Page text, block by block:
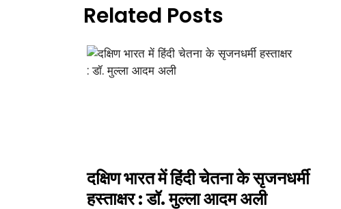
Related Posts
दक्षिण भारत में हिंदी चेतना के सृजनधर्मी
हस्ताक्षर : डॉ. मुल्ला आदम अली